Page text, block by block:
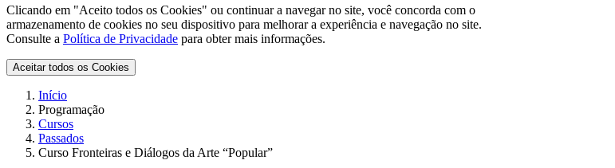
Clicando em "Aceito todos os Cookies" ou continuar a navegar no site, você concorda com o
armazenamento de cookies no seu dispositivo para melhorar a experiência e navegação no site.
Consulte a Política de Privacidade para obter mais informações.
Aceitar todos os Cookies
Início
Programação
Cursos
Passados
Curso Fronteiras e Diálogos da Arte “Popular”